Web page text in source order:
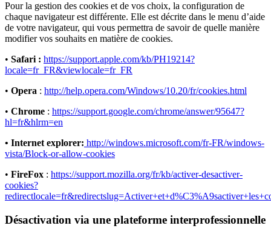
Pour la gestion des cookies et de vos choix, la configuration de
chaque navigateur est différente. Elle est décrite dans le menu d’aide
de votre navigateur, qui vous permettra de savoir de quelle manière
modifier vos souhaits en matière de cookies.
• Safari : https://support.apple.com/kb/PH19214?
locale=fr_FR&viewlocale=fr_FR
• Opera : http://help.opera.com/Windows/10.20/fr/cookies.html
• Chrome : https://support.google.com/chrome/answer/95647?
hl=fr&hlrm=en
• Internet explorer: http://windows.microsoft.com/fr-FR/windows-
vista/Block-or-allow-cookies
• FireFox : https://support.mozilla.org/fr/kb/activer-desactiver-
cookies?
Désactivation via une plateforme interprofessionnelle